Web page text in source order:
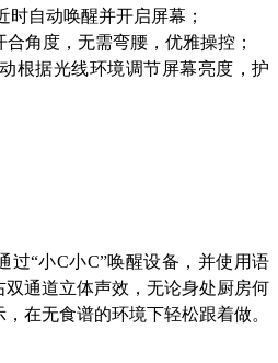
时自动唤醒并开启屏幕；
合角度，无需弯腰，优雅操控；
根据光线环境调节屏幕亮度，护
过“小C小C”唤醒设备，并使用语
通道立体声效，无论身处厨房何
在无食谱的环境下轻松跟着做。